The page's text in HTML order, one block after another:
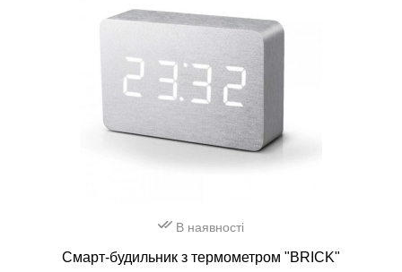
В наявності
Смарт-будильник з термометром "BRICK"